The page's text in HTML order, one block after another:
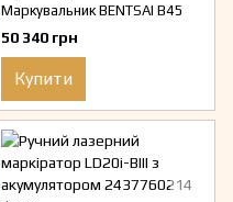
Маркувальник BENTSAI B45
50 340 грн
Купити